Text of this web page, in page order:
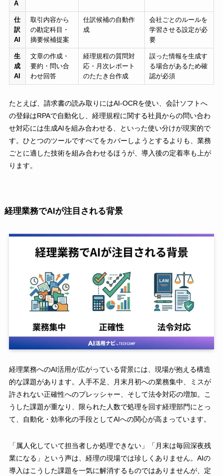
A
仕
訳
AI
取引内容から
の勘定科目・
摘要候補提案
仕訳候補の自動作
成
会社ごとのルールを
学習させる設定が必
要
生
成
AI
文章の作成・
要約・問い合
わせ回答
経理規程の質問対
応・月次レポート
のたたき台作成
誤った情報を生成す
る場合があるため確
認が必須
たとえば、請求書の読み取りにはAI-OCRを使い、会計ソフトへ
の登録はRPAで自動化し、経理規程に関する社員からの問い合わ
せ対応には生成AIを組み合わせる、といった使い分けが現実的で
す。ひとつのツールですべてをカバーしようとするよりも、業務
ごとに適した技術を組み合わせるほうが、導入後の定着率も上が
ります。
経理業務でAIが注目される背景
経理業務へのAI活用が広がっている背景には、現場が抱える構造
的な課題があります。人手不足、月末月初への業務集中、ミスが
許されない正確性へのプレッシャー、そして法令対応の増加。こ
うした課題が重なり、限られた人数で処理を回す経理部門にとっ
て、自動化・効率化の手段としてAIへの関心が高まっています。
「属人化していて担当者しか処理できない」「月末は毎回深夜残
業になる」という声は、経理の現場では珍しくありません。AIの
導入はこうした課題を一気に解消するものではありませんが、定